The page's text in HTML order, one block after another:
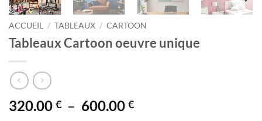
ACCUEIL / TABLEAUX / CARTOON
Tableaux Cartoon oeuvre unique
320.00 € – 600.00 €Plage